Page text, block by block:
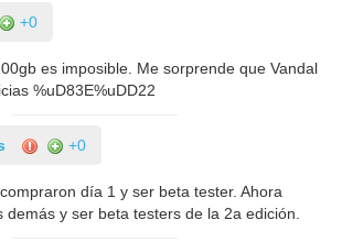
+0
es imposible. Me sorprende que Vandal
%uD83E%uDD22
+0
día 1 y ser beta tester. Ahora
demás y ser beta testers de la 2a edición.